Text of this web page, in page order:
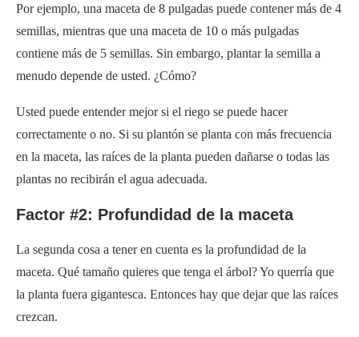
Por ejemplo, una maceta de 8 pulgadas puede contener más de 4
semillas, mientras que una maceta de 10 o más pulgadas
contiene más de 5 semillas. Sin embargo, plantar la semilla a
menudo depende de usted. ¿Cómo?
Usted puede entender mejor si el riego se puede hacer
correctamente o no. Si su plantón se planta con más frecuencia
en la maceta, las raíces de la planta pueden dañarse o todas las
plantas no recibirán el agua adecuada.
Factor #2: Profundidad de la maceta
La segunda cosa a tener en cuenta es la profundidad de la
maceta. Qué tamaño quieres que tenga el árbol? Yo querría que
la planta fuera gigantesca. Entonces hay que dejar que las raíces
crezcan.